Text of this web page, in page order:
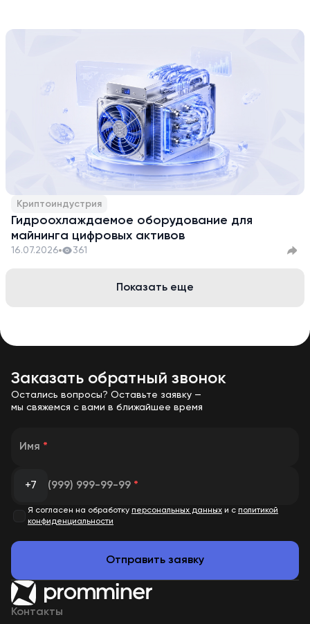
Криптоиндустрия
Гидроохлаждаемое оборудование для
майнинга цифровых активов
16.07.2026 361
Показать еще
Заказать обратный звонок
Остались вопросы? Оставьте заявку —
мы свяжемся с вами в ближайшее время
Имя *
+7 (999) 999-99-99 *
Я согласен на обработку персональных данных и с политикой
конфиденциальности
Отправить заявку
Контакты